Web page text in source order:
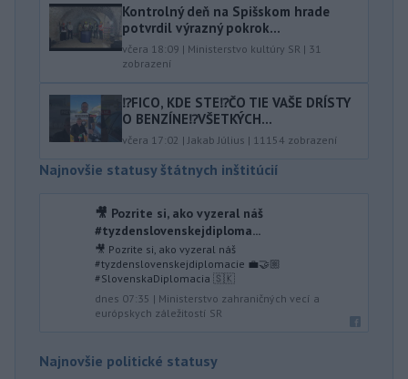
Kontrolný deň na Spišskom hrade
potvrdil výrazný pokrok...
včera 18:09 | Ministerstvo kultúry SR | 31
zobrazení
⁉️FICO, KDE STE⁉️ČO TIE VAŠE DRÍSTY
O BENZÍNE⁉️VŠETKÝCH...
včera 17:02 |Jakab Július | 11154 zobrazení
Najnovšie statusy štátnych inštitúcií
🎥 Pozrite si, ako vyzeral náš
#tyzdenslovenskejdiploma...
🎥 Pozrite si, ako vyzeral náš
#tyzdenslovenskejdiplomacie 💼🤝🏼
#SlovenskaDiplomacia 🇸🇰
dnes 07:35 | Ministerstvo zahraničných vecí a
európskych záležitostí SR
Najnovšie politické statusy